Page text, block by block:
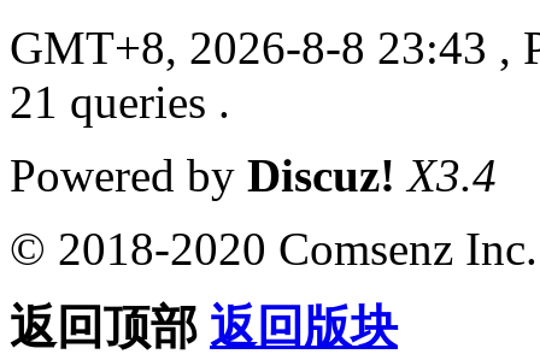
GMT+8, 2026-8-8 23:43 ,
21 queries .
Powered by Discuz! X3.4
© 2018-2020 Comsenz Inc.
返回顶部 返回版块